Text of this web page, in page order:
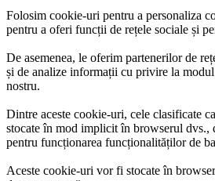
Folosim cookie-uri pentru a personaliza
pentru a oferi funcții de rețele sociale și
De asemenea, le oferim partenerilor de
și de analize informații cu privire la
nostru.
Dintre aceste cookie-uri, cele clasificate
stocate în mod implicit în browserul dvs.,
pentru funcționarea funcționalităților de
Aceste cookie-uri vor fi stocate în